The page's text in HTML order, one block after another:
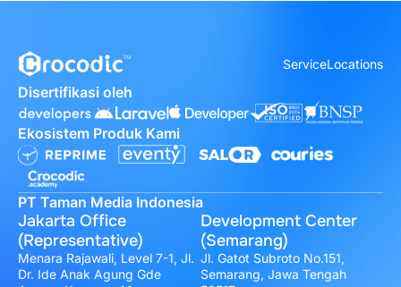
ServiceLocations
Disertifikasi oleh
Ekosistem Produk Kami
PT Taman Media Indonesia
Jakarta Office
(Representative)
Menara Rajawali, Level 7-1, Jl.
Dr. Ide Anak Agung Gde
Development Center
(Semarang)
Jl. Gatot Subroto No.151,
Semarang, Jawa Tengah